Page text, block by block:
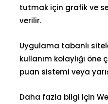
tutmak için grafik ve
verilir.
Uygulama tabanlı
kullanım kolaylığı öne
puan sistemi veya
Daha fazla bilgi için